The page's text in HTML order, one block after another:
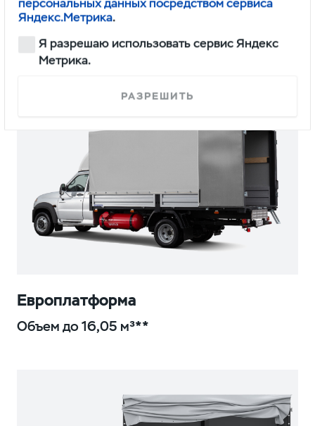
Европлатформа
Европлатформа
Объем до 16,05 м³**
персональных данных посредством сервиса
Яндекс.Метрика.
Я разрешаю использовать сервис Яндекс
Метрика.
РАЗРЕШИТЬ